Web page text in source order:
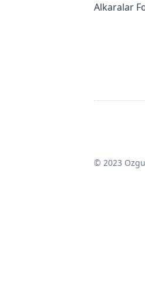
Alkaralar
© 2023